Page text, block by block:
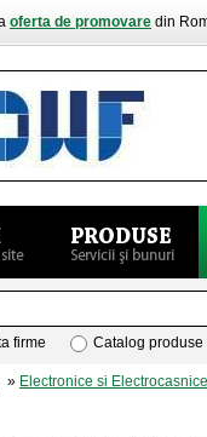
oferta de promovare din
firme Catalog produse
» Electronice si Electrocasnice